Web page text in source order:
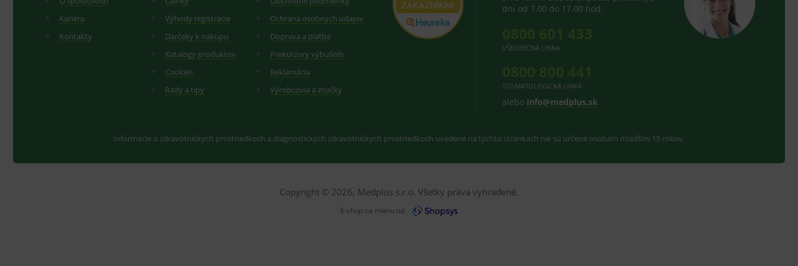
Kariéra
Kontakty
Výhody registrácie
Darčeky k nákupu
Katalógy produktov
Cookies
Rady a tipy
Ochrana osobných údajov
Doprava a platba
Prekurzory výbušnín
Reklamácia
Výrobcovia a značky
dní od 7.00 do 17.00 hod.
VŠEOBECNÁ LINKA
STOMATOLOGICKÁ LINKA
alebo info@medplus.sk
Informácie o zdravotníckych prostriedkoch a diagnostických zdravotníckych prostriedkoch uvedené na týchto stránkach nie sú určené osobám mladším 15 rokov.
Copyright © 2026, Medplus s.r.o. Všetky práva vyhradené.
E-shop na mieru od